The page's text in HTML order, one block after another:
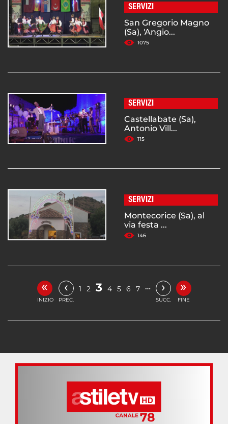
SERVIZI
San Gregorio Magno
(Sa), 'Angio...
1075
SERVIZI
Castellabate (Sa),
Antonio Vill...
115
SERVIZI
Montecorice (Sa), al
via festa ...
146
«
INIZIO
‹
PREC.
1 2 3 4 5 6 7 … ›
SUCC.
»
FINE